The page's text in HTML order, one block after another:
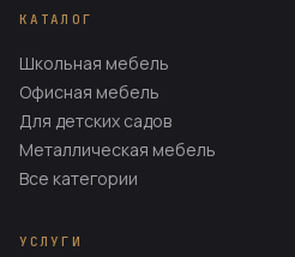
КАТАЛОГ
Школьная мебель
Офисная мебель
Для детских садов
Металлическая мебель
Все категории
УСЛУГИ